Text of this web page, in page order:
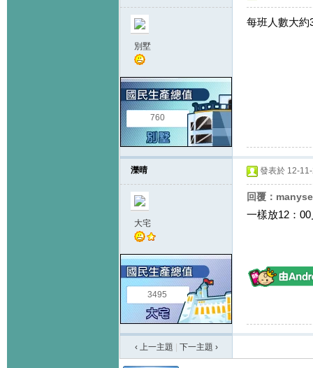
別墅
760
每班人數大約
濼晴
大宅
3495
發表於 12-
回覆：
一樣放12：
‹ 上一主題 下一主題 ›